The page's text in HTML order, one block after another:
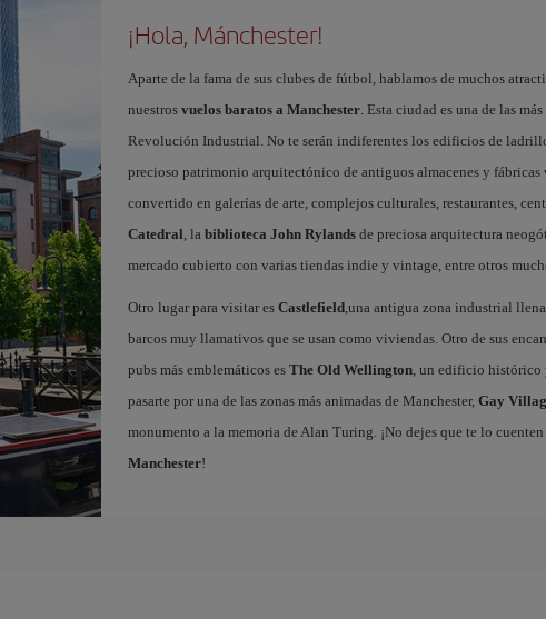
¡Hola, Mánchester!
Aparte de la fama de sus clubes de fútbol, hablamos de muchos
nuestros vuelos baratos a Manchester. Esta ciudad es una de las
Revolución Industrial. No te serán indiferentes los edificios de
precioso patrimonio arquitectónico de antiguos almacenes y
convertido en galerías de arte, complejos culturales, restaurantes,
Catedral , la biblioteca John Rylandsde preciosa arquitectura
mercado cubierto con varias tiendas indie y vintage, entre otros
Otro lugar para visitar es Castlefield,una antigua zona industrial
barcos muy llamativos que se usan como viviendas. Otro de sus
pubs más emblemáticos es The Old Wellington, un edificio histórico
pasarte por una de las zonas más animadas de Manchester, Gay
monumento a la memoria de Alan Turing. ¡No dejes que te lo cuenten
Manchester!